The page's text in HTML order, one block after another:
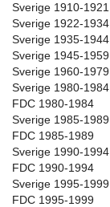
Sverige 1910-1921
Sverige 1922-1934
Sverige 1935-1944
Sverige 1945-1959
Sverige 1960-1979
Sverige 1980-1984
FDC 1980-1984
Sverige 1985-1989
FDC 1985-1989
Sverige 1990-1994
FDC 1990-1994
Sverige 1995-1999
FDC 1995-1999